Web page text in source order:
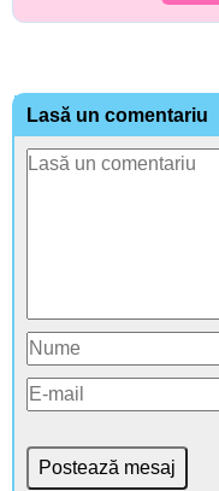
Lasă un comentariu